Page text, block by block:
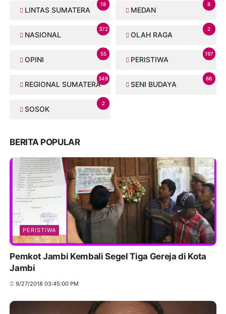
LINTAS SUMATERA
18
MEDAN
8
NASIONAL
372
OLAH RAGA
2
OPINI
55
PERISTIWA
197
REGIONAL SUMATERA
349
SENI BUDAYA
66
SOSOK
2
BERITA POPULAR
PERISTIWA
Pemkot Jambi Kembali Segel Tiga Gereja di Kota
Jambi
9/27/2018 03:45:00 PM